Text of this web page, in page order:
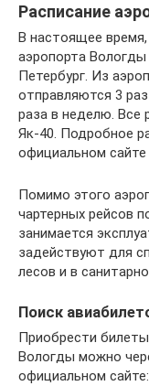
Расписание
В настоящее время,
аэропорта
Петербург. Из
отправляются 3
раза в неделю. Все
Як-40. Подробное
официальном
Помимо этого
чартерных рейсов
занимается
задействуют для
лесов и в
Поиск
Приобрести
Вологды можно
официальном